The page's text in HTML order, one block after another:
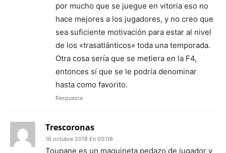
por mucho que se juegue en vitoria eso no
hace mejores a los jugadores, y no creo que
sea suficiente motivación para estar al nivel
de los «trasatlánticos» toda una temporada.
Otra cosa sería que se metiera en la F4,
entonces sí que se le podría denominar
hasta como favorito.
Respuesta
Trescoronas
18 octubre 2018 En 00:08
Toupane es un maquineta,pedazo de jugador y